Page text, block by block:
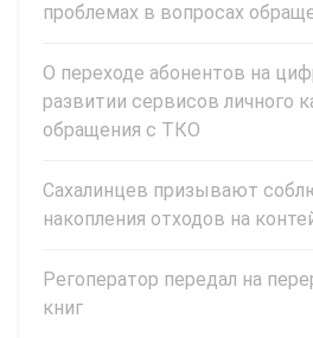
проблемах в вопросах
О переходе абонентов на
развитии сервисов личного
обращения с ТКО
Сахалинцев призывают
накопления отходов на
Регоператор передал на
книг